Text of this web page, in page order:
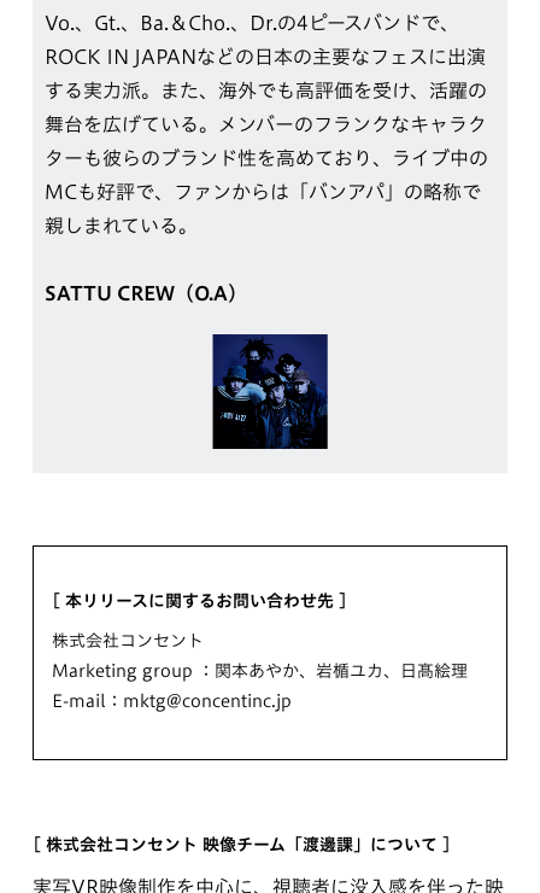
Vo.、Gt.、Ba.＆Cho.、Dr.の4ピースバンドで、
ROCK IN JAPANなどの日本の主要なフェスに出演
する実力派。また、海外でも高評価を受け、活躍の
舞台を広げている。メンバーのフランクなキャラク
ターも彼らのブランド性を高めており、ライブ中の
MCも好評で、ファンからは「バンアパ」の略称で
親しまれている。
SATTU CREW（O.A）
[ 本リリースに関するお問い合わせ先 ]
株式会社コンセント
Marketing group ：関本あやか、岩楯ユカ、日髙絵理
E-mail：mktg@concentinc.jp
[ 株式会社コンセント 映像チーム「渡邊課」について ]
実写VR映像制作を中心に、視聴者に没入感を伴った映